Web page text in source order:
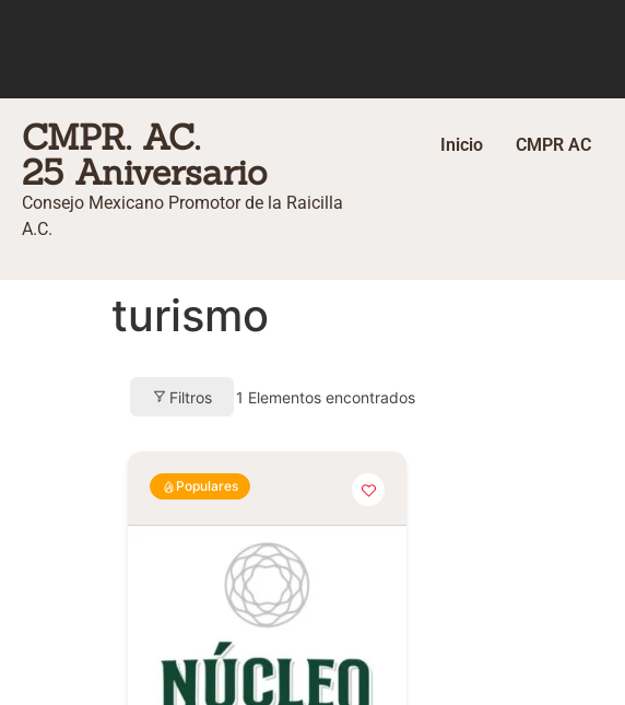
CMPR. AC.
25 Aniversario
Consejo Mexicano Promotor de la Raicilla
A.C.
Inicio CMPR AC
turismo
Filtros 1 Elementos encontrados
Populares